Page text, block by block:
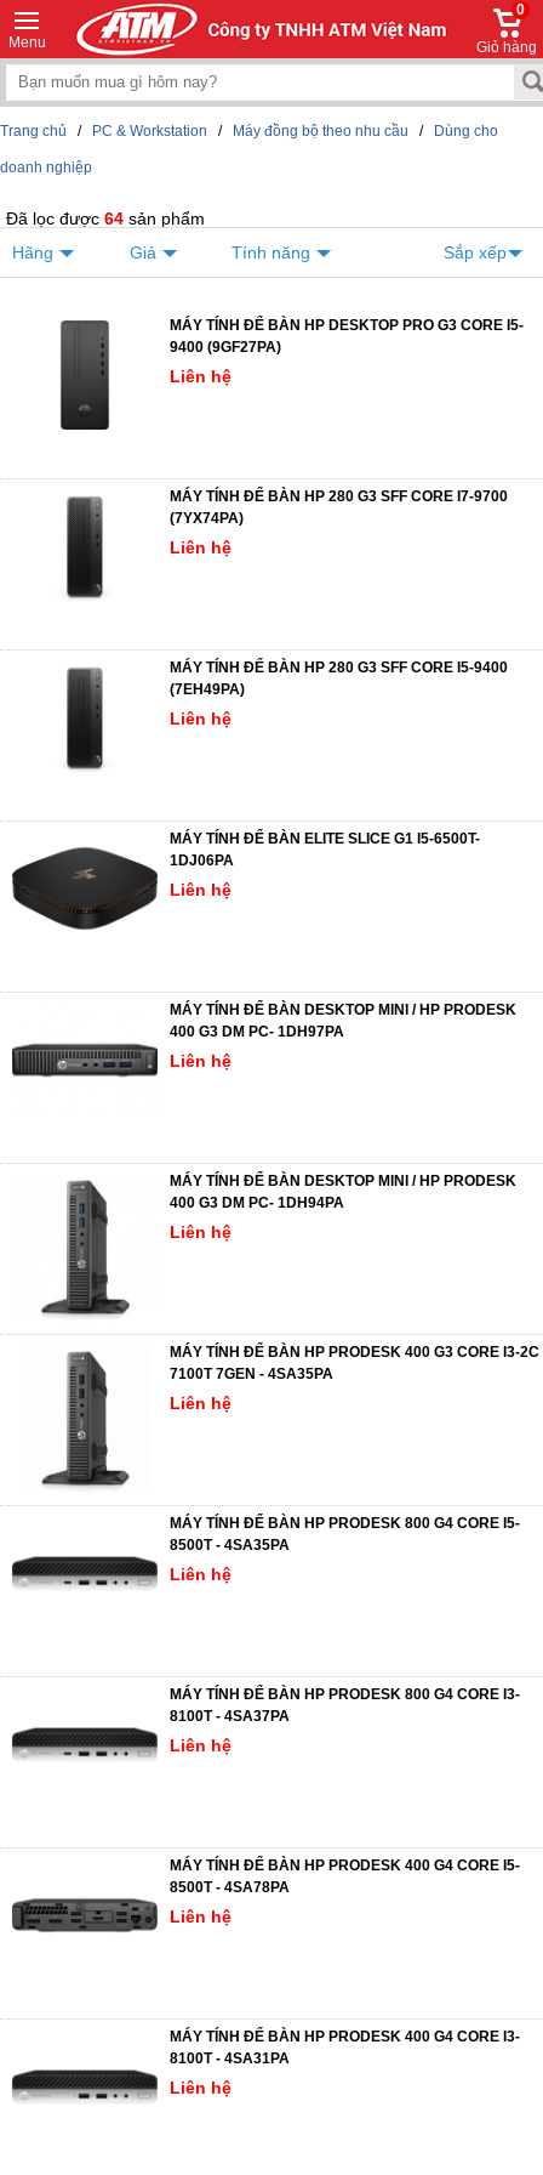
Menu
0
Giỏ hàng
Trang chủ / PC & Workstation / Máy đồng bộ theo nhu cầu / Dùng cho
doanh nghiệp
Đã lọc được 64 sản phẩm
Hãng
Giá Tính năng Sắp xếp
MÁY TÍNH ĐỂ BÀN HP DESKTOP PRO G3 CORE I5-
9400 (9GF27PA)
Liên hệ
MÁY TÍNH ĐỂ BÀN HP 280 G3 SFF CORE I7-9700
(7YX74PA)
Liên hệ
MÁY TÍNH ĐỂ BÀN HP 280 G3 SFF CORE I5-9400
(7EH49PA)
Liên hệ
MÁY TÍNH ĐỂ BÀN ELITE SLICE G1 I5-6500T-
1DJ06PA
Liên hệ
MÁY TÍNH ĐỂ BÀN DESKTOP MINI / HP PRODESK
400 G3 DM PC- 1DH97PA
Liên hệ
MÁY TÍNH ĐỂ BÀN DESKTOP MINI / HP PRODESK
400 G3 DM PC- 1DH94PA
Liên hệ
MÁY TÍNH ĐỂ BÀN HP PRODESK 400 G3 CORE I3-2C
7100T 7GEN - 4SA35PA
Liên hệ
MÁY TÍNH ĐỂ BÀN HP PRODESK 800 G4 CORE I5-
8500T - 4SA35PA
Liên hệ
MÁY TÍNH ĐỂ BÀN HP PRODESK 800 G4 CORE I3-
8100T - 4SA37PA
Liên hệ
MÁY TÍNH ĐỂ BÀN HP PRODESK 400 G4 CORE I5-
8500T - 4SA78PA
Liên hệ
MÁY TÍNH ĐỂ BÀN HP PRODESK 400 G4 CORE I3-
8100T - 4SA31PA
Liên hệ